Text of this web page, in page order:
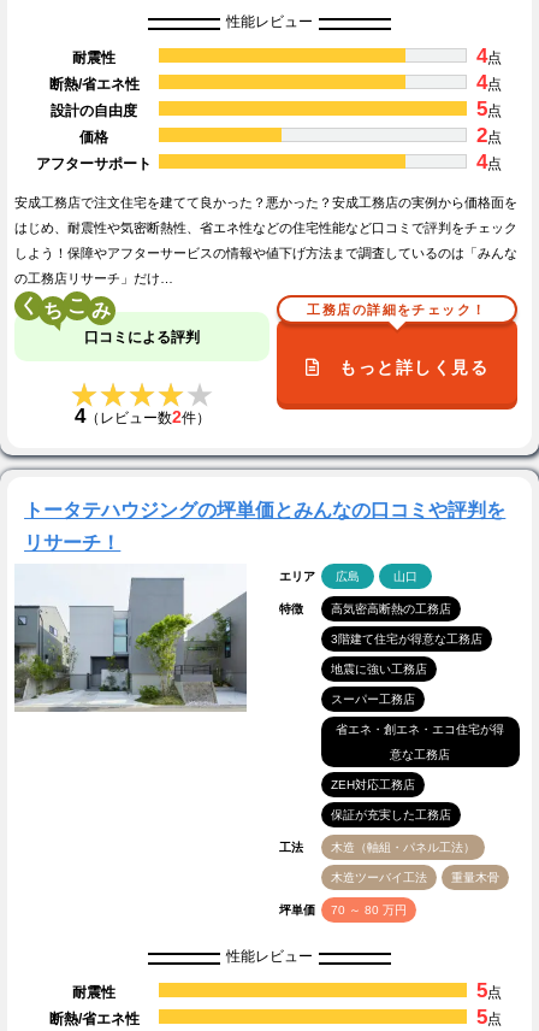
性能レビュー
耐震性 4点
断熱/省エネ性
4点
設計の自由度
5点
価格
2点
アフターサポート
4点
安成工務店で注文住宅を建てて良かった？悪かった？安成工務店の実例から価格面を
はじめ、耐震性や気密断熱性、省エネ性などの住宅性能など口コミで評判をチェック
しよう！保障やアフターサービスの情報や値下げ方法まで調査しているのは「みんな
の工務店リサーチ」だけ…
く こ
口コミによる評判
★★★★★
★★★★★
4（レビュー数2件）
工務店の詳細をチェック！
もっと詳しく見る
トータテハウジングの坪単価とみんなの口コミや評判を
リサーチ！
エリア 広島 山口
特徴 高気密高断熱の工務店
3階建て住宅が得意な工務店
地震に強い工務店
スーパー工務店
省エネ・創エネ・エコ住宅が得
意な工務店
ZEH対応工務店
保証が充実した工務店
工法 木造（軸組・パネル工法）
木造ツーバイ工法 重量木骨
坪単価 70 ～ 80 万円
性能レビュー
耐震性 5点
断熱/省エネ性
5点